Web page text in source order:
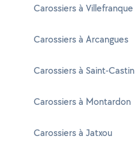
Carossiers à Villefranque
Carossiers à Arcangues
Carossiers à Saint-Castin
Carossiers à Montardon
Carossiers à Jatxou